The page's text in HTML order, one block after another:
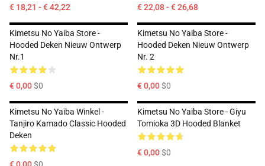
€ 18,21 - € 42,22 € 22,08 - € 26,68
Kimetsu No Yaiba Store -
Hooded Deken Nieuw Ontwerp
Nr.1
€ 0,00$0
Kimetsu No Yaiba Store -
Hooded Deken Nieuw Ontwerp
Nr. 2
€ 0,00$0
Kimetsu No Yaiba Winkel -
Tanjiro Kamado Classic Hooded
Deken
Kimetsu No Yaiba Store - Giyu
Tomioka 3D Hooded Blanket
€ 0,00$0